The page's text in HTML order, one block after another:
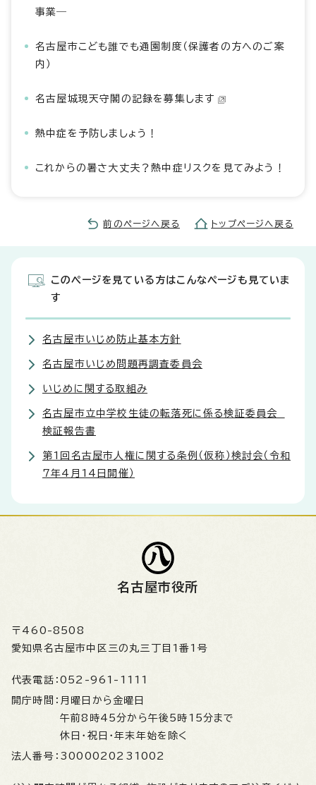
事業―
名古屋市こども誰でも通園制度（保護者の方へのご案
内）
名古屋城現天守閣の記録を募集します
熱中症を予防しましょう！
これからの暑さ大丈夫？熱中症リスクを見てみよう！
前のページへ戻る トップページへ戻る
このページを見ている方はこんなページも見ていま
す
名古屋市いじめ防止基本方針
名古屋市いじめ問題再調査委員会
いじめに関する取組み
名古屋市立中学校生徒の転落死に係る検証委員会
検証報告書
第1回名古屋市人権に関する条例（仮称）検討会（令和
7年4月14日開催）
名古屋市役所
〒460-8508
愛知県名古屋市中区三の丸三丁目1番1号
代表電話： 052-961-1111
開庁時間： 月曜日から金曜日
午前8時45分から午後5時15分まで
休日・祝日・年末年始を除く
法人番号： 3000020231002